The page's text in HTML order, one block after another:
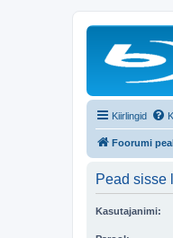
Kiirlingid
Foorumi
Pead sisse
Kasutajanimi: